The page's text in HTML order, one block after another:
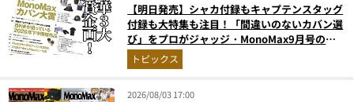
【明日発売】シャカ付録もキャプテンスタッグ
付録も大特集も注目！「間違いのないカバン選
び」をプロがジャッジ・MonoMax9月号の目
次を公開
トピックス
2026/08/03 17:00